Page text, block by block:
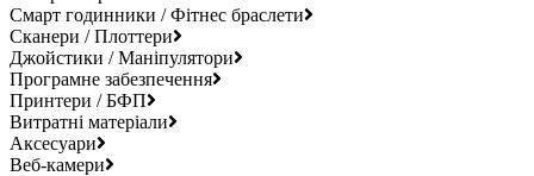
Смарт годинники / Фітнес браслети
Сканери / Плоттери
Джойстики / Маніпулятори
Програмне забезпечення
Принтери / БФП
Витратні матеріали
Аксесуари
Веб-камери